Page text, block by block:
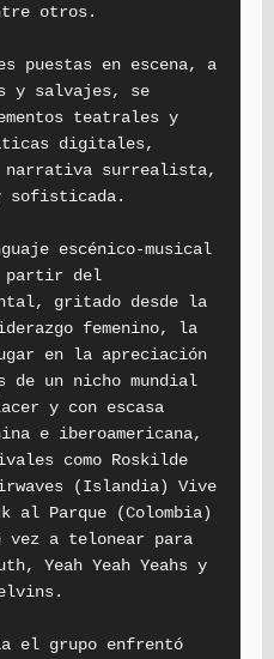
otros.
puestas en escena, a
y salvajes, se
teatrales y
digitales,
narrativa surrealista,
sofisticada.
escénico-musical
partir del
gritado desde la
femenino, la
en la apreciación
de un nicho mundial
y con escasa
e iberoamericana,
como Roskilde
(Islandia) Vive
al Parque (Colombia)
a telonear para
Yeah Yeah Yeahs y
el grupo enfrentó